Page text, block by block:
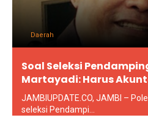
Daerah
Soal Seleksi
Martayadi: Harus
JAMBIUPDATE.CO, JAMBI –
seleksi Pendampi...